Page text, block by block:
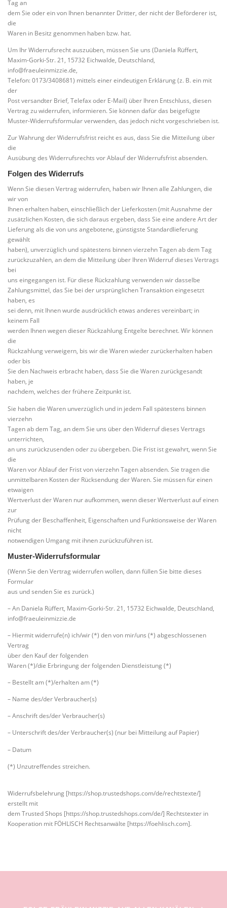
Tag an
dem Sie oder ein von Ihnen benannter Dritter, der nicht der Beförderer ist,
die
Waren in Besitz genommen haben bzw. hat.
Um Ihr Widerrufsrecht auszuüben, müssen Sie uns (Daniela Rüffert,
Maxim-Gorki-Str. 21, 15732 Eichwalde, Deutschland,
info@fraeuleinmizzie.de,
Telefon: 0173/3408681) mittels einer eindeutigen Erklärung (z. B. ein mit
der
Post versandter Brief, Telefax oder E-Mail) über Ihren Entschluss, diesen
Vertrag zu widerrufen, informieren. Sie können dafür das beigefügte
Muster-Widerrufsformular verwenden, das jedoch nicht vorgeschrieben ist.
Zur Wahrung der Widerrufsfrist reicht es aus, dass Sie die Mitteilung über
die
Ausübung des Widerrufsrechts vor Ablauf der Widerrufsfrist absenden.
Folgen des Widerrufs
Wenn Sie diesen Vertrag widerrufen, haben wir Ihnen alle Zahlungen, die
wir von
Ihnen erhalten haben, einschließlich der Lieferkosten (mit Ausnahme der
zusätzlichen Kosten, die sich daraus ergeben, dass Sie eine andere Art der
Lieferung als die von uns angebotene, günstigste Standardlieferung
gewählt
haben), unverzüglich und spätestens binnen vierzehn Tagen ab dem Tag
zurückzuzahlen, an dem die Mitteilung über Ihren Widerruf dieses Vertrags
bei
uns eingegangen ist. Für diese Rückzahlung verwenden wir dasselbe
Zahlungsmittel, das Sie bei der ursprünglichen Transaktion eingesetzt
haben, es
sei denn, mit Ihnen wurde ausdrücklich etwas anderes vereinbart; in
keinem Fall
werden Ihnen wegen dieser Rückzahlung Entgelte berechnet. Wir können
die
Rückzahlung verweigern, bis wir die Waren wieder zurückerhalten haben
oder bis
Sie den Nachweis erbracht haben, dass Sie die Waren zurückgesandt
haben, je
nachdem, welches der frühere Zeitpunkt ist.
Sie haben die Waren unverzüglich und in jedem Fall spätestens binnen
vierzehn
Tagen ab dem Tag, an dem Sie uns über den Widerruf dieses Vertrags
unterrichten,
an uns zurückzusenden oder zu übergeben. Die Frist ist gewahrt, wenn Sie
die
Waren vor Ablauf der Frist von vierzehn Tagen absenden. Sie tragen die
unmittelbaren Kosten der Rücksendung der Waren. Sie müssen für einen
etwaigen
Wertverlust der Waren nur aufkommen, wenn dieser Wertverlust auf einen
zur
Prüfung der Beschaffenheit, Eigenschaften und Funktionsweise der Waren
nicht
notwendigen Umgang mit ihnen zurückzuführen ist.
Muster-Widerrufsformular
(Wenn Sie den Vertrag widerrufen wollen, dann füllen Sie bitte dieses
Formular
aus und senden Sie es zurück.)
– An Daniela Rüffert, Maxim-Gorki-Str. 21, 15732 Eichwalde, Deutschland,
info@fraeuleinmizzie.de
– Hiermit widerrufe(n) ich/wir (*) den von mir/uns (*) abgeschlossenen
Vertrag
über den Kauf der folgenden
Waren (*)/die Erbringung der folgenden Dienstleistung (*)
– Bestellt am (*)/erhalten am (*)
– Name des/der Verbraucher(s)
– Anschrift des/der Verbraucher(s)
– Unterschrift des/der Verbraucher(s) (nur bei Mitteilung auf Papier)
– Datum
(*) Unzutreffendes streichen.
Widerrufsbelehrung [https://shop.trustedshops.com/de/rechtstexte/]
erstellt mit
dem Trusted Shops [https://shop.trustedshops.com/de/] Rechtstexter in
Kooperation mit FÖHLISCH Rechtsanwälte [https://foehlisch.com].